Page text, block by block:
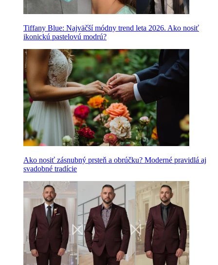
Tiffany Blue: Najväčší módny trend leta 2026. Ako nosiť
ikonickú pastelovú modrú?
Ako nosiť zásnubný prsteň a obrúčku? Moderné pravidlá aj
svadobné tradície